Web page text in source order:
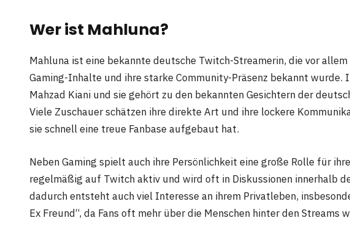
Wer ist Mahluna?
Mahluna ist eine bekannte deutsche Twitch-Streamerin, die vor allem
Gaming-Inhalte und ihre starke Community-Präsenz bekannt wurde.
Mahzad Kiani und sie gehört zu den bekannten Gesichtern der
Viele Zuschauer schätzen ihre direkte Art und ihre lockere
sie schnell eine treue Fanbase aufgebaut hat.
Neben Gaming spielt auch ihre Persönlichkeit eine große Rolle für
regelmäßig auf Twitch aktiv und wird oft in Diskussionen innerhalb
dadurch entsteht auch viel Interesse an ihrem Privatleben,
Ex Freund“, da Fans oft mehr über die Menschen hinter den Streams